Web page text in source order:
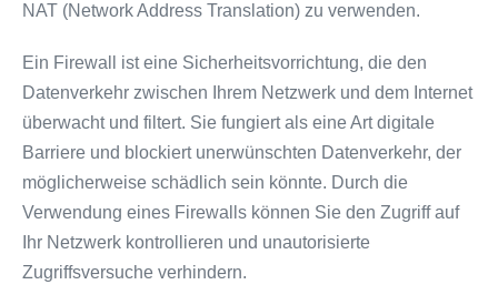
NAT (Network Address Translation) zu verwenden.
Ein Firewall ist eine Sicherheitsvorrichtung, die den
Datenverkehr zwischen Ihrem Netzwerk und dem Internet
überwacht und filtert. Sie fungiert als eine Art digitale
Barriere und blockiert unerwünschten Datenverkehr, der
möglicherweise schädlich sein könnte. Durch die
Verwendung eines Firewalls können Sie den Zugriff auf
Ihr Netzwerk kontrollieren und unautorisierte
Zugriffsversuche verhindern.